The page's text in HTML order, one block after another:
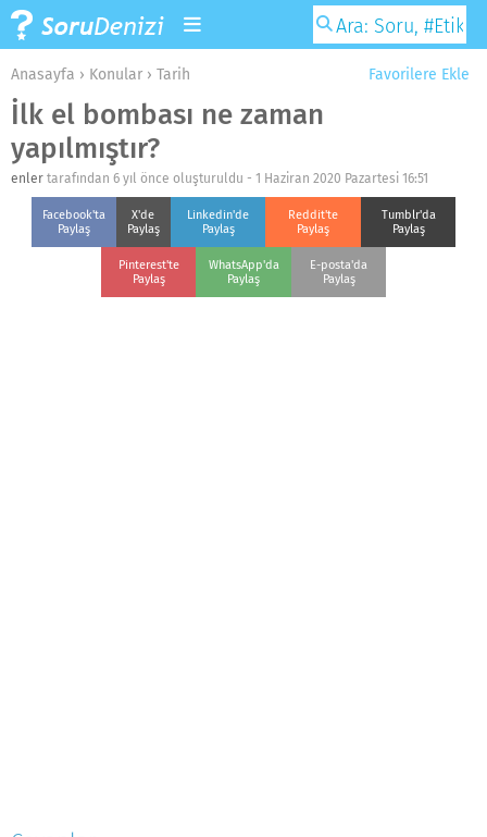
Favorilere Ekle
Anasayfa › Konular › Tarih
İlk el bombası ne zaman
yapılmıştır?
enler tarafından 6 yıl önce oluşturuldu - 1 Haziran 2020 Pazartesi 16:51
Facebook'ta
Paylaş
X'de
Paylaş
Linkedin'de
Paylaş
Reddit'te
Paylaş
Tumblr'da
Paylaş
Pinterest'te
Paylaş
WhatsApp'da
Paylaş
E-posta'da
Paylaş